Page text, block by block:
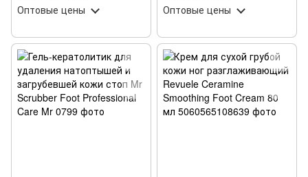
Оптовые цены
Оптовые цены